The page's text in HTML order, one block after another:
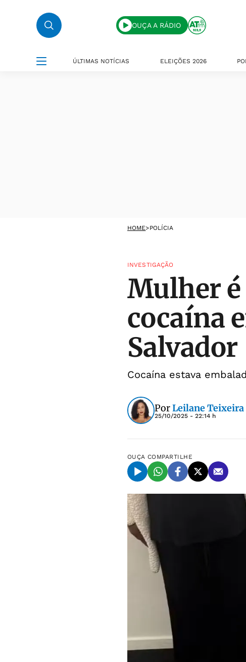
OUÇA A RÁDIO
ÚLTIMAS NOTÍCIAS ELEIÇÕES 2026
HOME>POLÍCIA
INVESTIGAÇÃO
Mulher é
cocaína
Salvador
Cocaína estava
PorLeilane Teixeira
25/10/2025 - 22:14 h
OUÇA COMPARTILHE